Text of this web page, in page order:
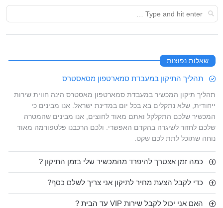
שאלות נפוצות
תהליך התיקון במעבדת סמארטפון מסאסטרס
תהליך תיקון המכשיר במעבדת סמארטפון מאסטרס הינה חווית שירות
ייחודית, שלא נתקלים בא בכל יום במדינת ישראל. אנו מבינים כי
המכשיר שלכם התקלקל ואתם מאוד לחוצים, אנו מבינים שהמטרה
שלכם לחזור לשיגרה בהקדם האפשרי. ולכם הרכבנו פלטפורמה מאוד
נוחה שתוכל לתת לכם שקט.
כמה זמן אצטרך להיפרד מהמכשיר שלי בזמן התיקון ?
כדי לקבל הצעת מחיר לתיקון אני צריך לשלם כסף?
האם אני יכול לקבל שירות VIP עד הבית ?